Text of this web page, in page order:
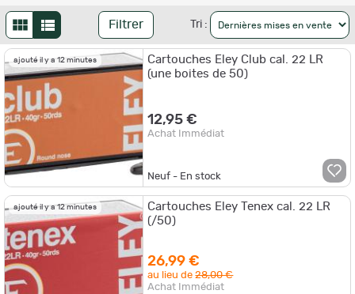
Filtrer Tri :
ajouté il y a 12 minutes
Cartouches Eley Club cal. 22 LR
(une boites de 50)
12,95 €
Achat Immédiat
Neuf - En stock
ajouté il y a 12 minutes
Cartouches Eley Tenex cal. 22 LR
(/50)
26,99 €
au lieu de28,00 €
Achat Immédiat